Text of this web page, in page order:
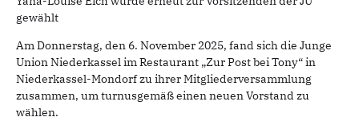
gewählt
Am Donnerstag, den 6. November 2025, fand sich die Junge
Union Niederkassel im Restaurant „Zur Post bei Tony“ in
Niederkassel-Mondorf zu ihrer Mitgliederversammlung
zusammen, um turnusgemäß einen neuen Vorstand zu
wählen.